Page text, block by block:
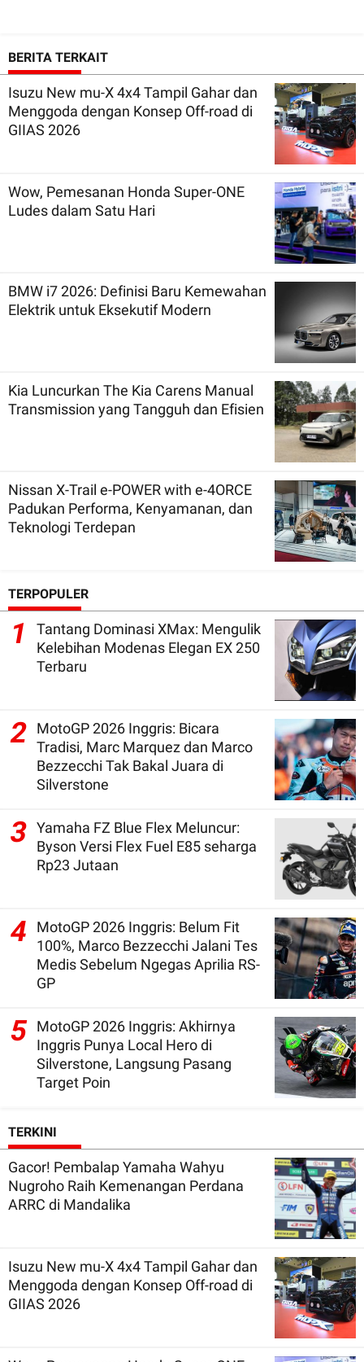
BERITA TERKAIT
Isuzu New mu-X 4x4 Tampil Gahar dan
Menggoda dengan Konsep Off-road di
GIIAS 2026
Wow, Pemesanan Honda Super-ONE
Ludes dalam Satu Hari
BMW i7 2026: Definisi Baru Kemewahan
Elektrik untuk Eksekutif Modern
Kia Luncurkan The Kia Carens Manual
Transmission yang Tangguh dan Efisien
Nissan X-Trail e-POWER with e-4ORCE
Padukan Performa, Kenyamanan, dan
Teknologi Terdepan
TERPOPULER
1
Tantang Dominasi XMax: Mengulik
Kelebihan Modenas Elegan EX 250
Terbaru
2
MotoGP 2026 Inggris: Bicara
Tradisi, Marc Marquez dan Marco
Bezzecchi Tak Bakal Juara di
Silverstone
3 Yamaha FZ Blue Flex Meluncur:
Byson Versi Flex Fuel E85 seharga
Rp23 Jutaan
4
MotoGP 2026 Inggris: Belum Fit
100%, Marco Bezzecchi Jalani Tes
Medis Sebelum Ngegas Aprilia RS-
GP
5 MotoGP 2026 Inggris: Akhirnya
Inggris Punya Local Hero di
Silverstone, Langsung Pasang
Target Poin
TERKINI
Gacor! Pembalap Yamaha Wahyu
Nugroho Raih Kemenangan Perdana
ARRC di Mandalika
Isuzu New mu-X 4x4 Tampil Gahar dan
Menggoda dengan Konsep Off-road di
GIIAS 2026